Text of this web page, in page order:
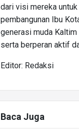
dari visi mereka
pembangunan Ibu
generasi muda
serta berperan aktif
Editor: Redaksi
Baca Juga